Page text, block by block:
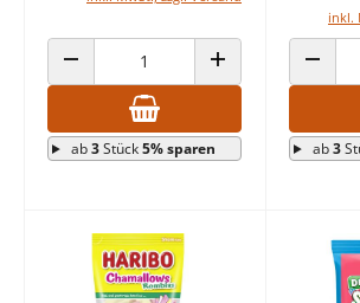
ANZAHL VERRINGERN ANZAHL ERHÖHEN
ab3Stück5% sparen
inkl.
ab3